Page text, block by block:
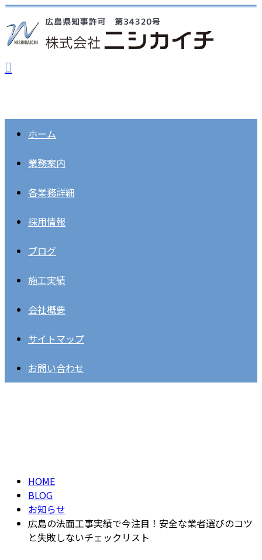
ホーム
業務案内
各業務詳細
採用情報
ブログ
施工実績
会社概要
サイトマップ
お問い合わせ
HOME
BLOG
お知らせ
広島の法面工事実績で今注目！安全な業者選びのコツ
と失敗しないチェックリスト